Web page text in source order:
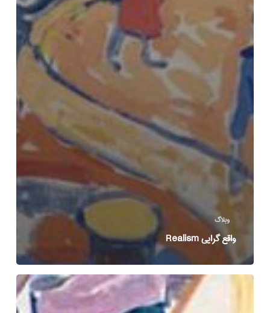
وبلاگ
واقع گرایی Realism